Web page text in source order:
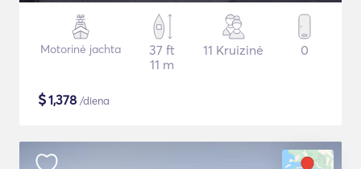
Motorinė jachta
37 ft
11 m
11 Kruizinė 0
$1,378 /diena